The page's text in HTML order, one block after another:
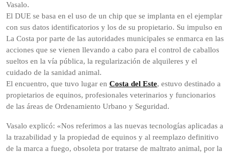
Vasalo.
El DUE se basa en el uso de un chip que se implanta en el ejemplar
con sus datos identificatorios y los de su propietario. Su impulso en
La Costa por parte de las autoridades municipales se enmarca en las
acciones que se vienen llevando a cabo para el control de caballos
sueltos en la vía pública, la regularización de alquileres y el
cuidado de la sanidad animal.
El encuentro, que tuvo lugar en Costa del Este, estuvo destinado a
propietarios de equinos, profesionales veterinarios y funcionarios
de las áreas de Ordenamiento Urbano y Seguridad.
Vasalo explicó: «Nos referimos a las nuevas tecnologías aplicadas a
la trazabilidad y la propiedad de equinos y al reemplazo definitivo
de la marca a fuego, obsoleta por tratarse de maltrato animal, por la